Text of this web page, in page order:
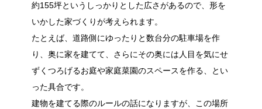
約155坪というしっかりとした広さがあるので、形を
いかした家づくりが考えられます。
たとえば、道路側にゆったりと数台分の駐車場を作
り、奥に家を建てて、さらにその奥には人目を気にせ
ずくつろげるお庭や家庭菜園のスペースを作る、とい
った具合です。
建物を建てる際のルールの話になりますが、この場所